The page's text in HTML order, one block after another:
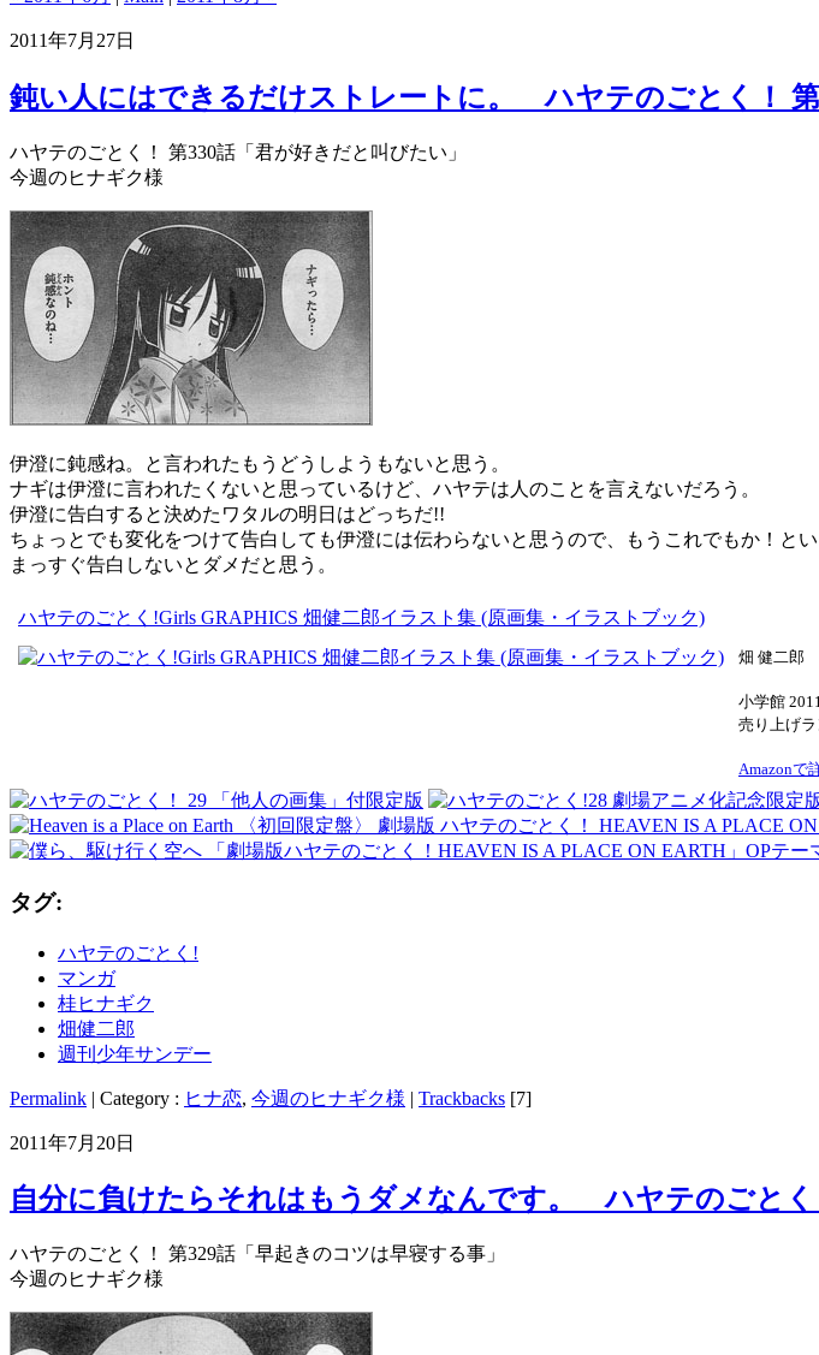
2011年7月27日
鈍い人にはできるだけストレートに。 ハヤテのごとく！ 第
ハヤテのごとく！ 第330話「君が好きだと叫びたい」
今週のヒナギク様
伊澄に鈍感ね。と言われたもうどうしようもないと思う。
ナギは伊澄に言われたくないと思っているけど、ハヤテは人のことを言えないだろう。
伊澄に告白すると決めたワタルの明日はどっちだ!!
ちょっとでも変化をつけて告白しても伊澄には伝わらないと思うので、もうこれでもか！と
まっすぐ告白しないとダメだと思う。
ハヤテのごとく!Girls GRAPHICS 畑健二郎イラスト集 (原画集・イラストブック)
畑 健二郎
小学館
売り上げ
Amazonで
タグ:
ハヤテのごとく!
マンガ
桂ヒナギク
畑健二郎
週刊少年サンデー
Permalink | Category : ヒナ恋, 今週のヒナギク様 | Trackbacks [7]
2011年7月20日
自分に負けたらそれはもうダメなんです。 ハヤテのごとく
ハヤテのごとく！ 第329話「早起きのコツは早寝する事」
今週のヒナギク様